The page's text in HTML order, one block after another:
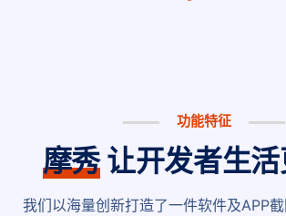
功能特征
摩秀让开发者生活
我们以海量创新打造了一件软件及APP